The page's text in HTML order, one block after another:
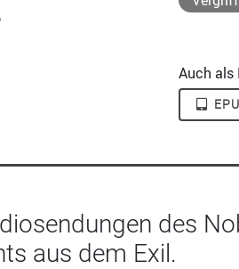
Auch als
des
aus dem Exil.